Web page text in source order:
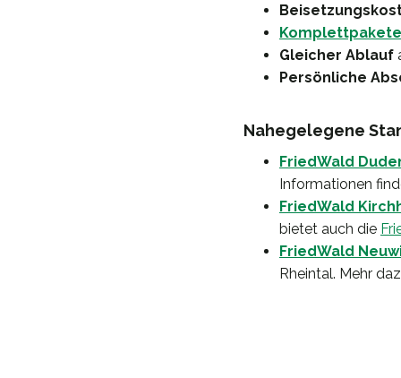
Komplettpakete
Gleicher Ablauf
Persönliche
Nahegelegene
FriedWald
Informationen
FriedWald
bietet auch die
FriedWald
Rheintal. Mehr